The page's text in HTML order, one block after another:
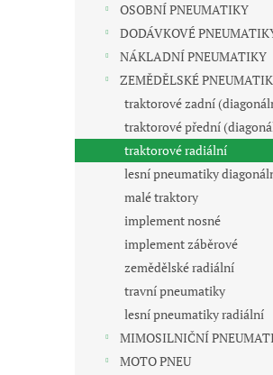
e
l
OSOBNÍ PNEUMATIKY
DODÁVKOVÉ
NÁKLADNÍ PNEUMATIKY
ZEMĚDĚLSKÉ
traktorové zadní
traktorové přední
traktorové radiální
lesní pneumatiky
malé traktory
implement nosné
implement záběrové
zemědělské radiální
travní pneumatiky
lesní pneumatiky radiální
MIMOSILNIČNÍ
MOTO PNEU